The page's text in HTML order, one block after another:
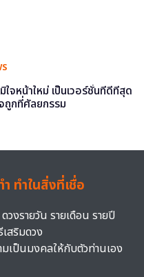
ใจหน้าใหม่ เป็นเวอร์ชั่นที่ดีที่สุด
ถูกที่ศัลยกรรม
ทำในสิ่งที่เชื่อ
วงรายวัน รายเดือน รายปี
สริมดวง
เป็นมงคลให้กับตัวท่านเอง